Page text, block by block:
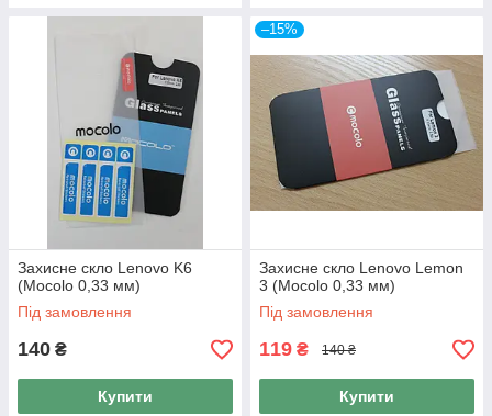
Захисне скло Lenovo K6
(Mocolo 0,33 мм)
Під замовлення
140 ₴
Купити
–15%
Захисне скло Lenovo Lemon
3 (Mocolo 0,33 мм)
Під замовлення
119 ₴ 140 ₴
Купити